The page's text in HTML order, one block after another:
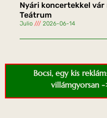
Nyári koncertekkel
Teátrum
Julio 2026-06-14
Bocsi, egy kis
villámgyorsan